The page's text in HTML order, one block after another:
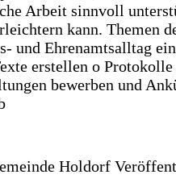
Arbeit sinnvoll
kann. Themen
und Ehrenamtsalltag
erstellen o
bewerben und
Holdorf